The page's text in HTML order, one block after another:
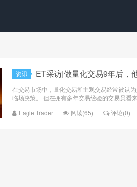
资讯 ET采访|做量化交易9年后，
在交易市场中，量化交易和主观交易经常被认
临场决策。 但在拥有多年交易经验的交易员看
Eagle Trader
阅读(65) 评论(0)